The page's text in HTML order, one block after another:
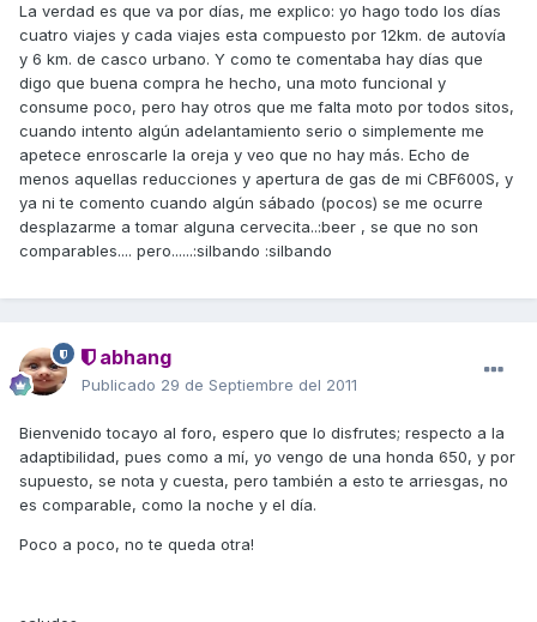
La verdad es que va por días, me explico: yo hago todo los días
cuatro viajes y cada viajes esta compuesto por 12km. de autovía
y 6 km. de casco urbano. Y como te comentaba hay días que
digo que buena compra he hecho, una moto funcional y
consume poco, pero hay otros que me falta moto por todos sitos,
cuando intento algún adelantamiento serio o simplemente me
apetece enroscarle la oreja y veo que no hay más. Echo de
menos aquellas reducciones y apertura de gas de mi CBF600S, y
ya ni te comento cuando algún sábado (pocos) se me ocurre
desplazarme a tomar alguna cervecita..:beer , se que no son
comparables.... pero......:silbando :silbando
abhang
Publicado 29 de Septiembre del 2011
Bienvenido tocayo al foro, espero que lo disfrutes; respecto a la
adaptibilidad, pues como a mí, yo vengo de una honda 650, y por
supuesto, se nota y cuesta, pero también a esto te arriesgas, no
es comparable, como la noche y el día.
Poco a poco, no te queda otra!